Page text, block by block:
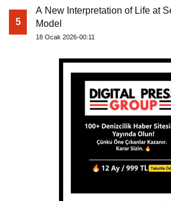
5
A New Interpretation of Life at
Model
18 Ocak 2026-00:11